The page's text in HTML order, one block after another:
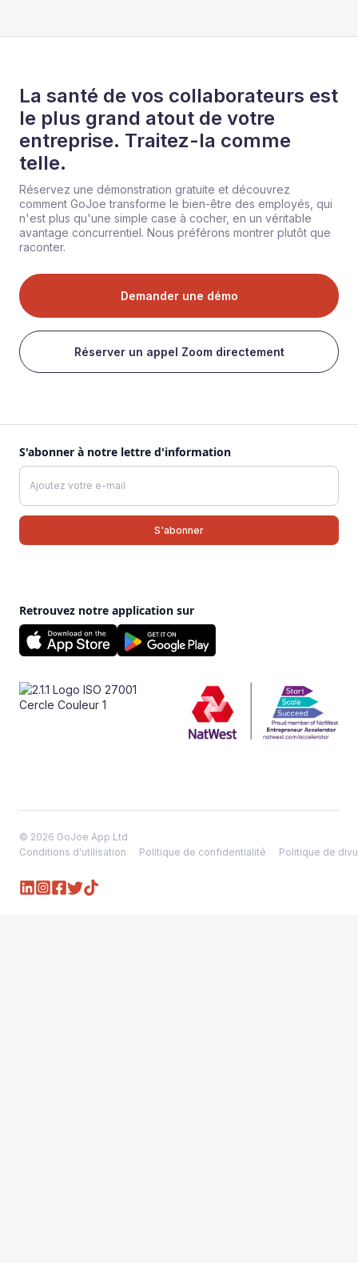
La santé de vos collaborateurs est
le plus grand atout de votre
entreprise. Traitez-la comme
telle.
Réservez une démonstration gratuite et découvrez
comment GoJoe transforme le bien-être des employés, qui
n'est plus qu'une simple case à cocher, en un véritable
avantage concurrentiel. Nous préférons montrer plutôt que
raconter.
Demander une démo
Réserver un appel Zoom directement
S'abonner à notre lettre d'information
Retrouvez notre application sur
© 2026 GoJoe App Ltd
Conditions d'utilisation
Politique de confidentialité Politique de